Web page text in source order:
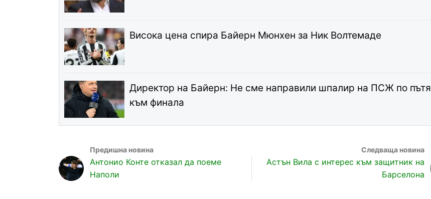
Висока цена спира Байерн Мюнхен за Ник Волтемаде
Директор на Байерн: Не сме направили шпалир на ПСЖ по пътя
към финала
Антонио Конте отказал да поеме
Наполи
Астън Вила с интерес към защитник на
Барселона